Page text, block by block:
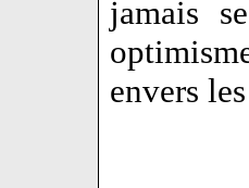
jamais
envers